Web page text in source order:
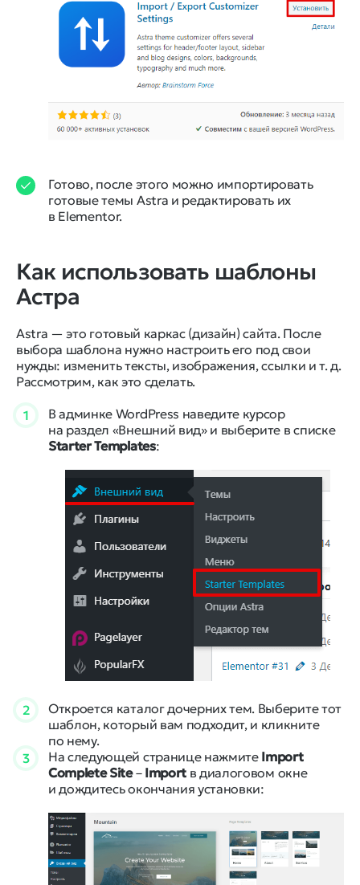
Готово, после этого можно импортировать
готовые темы Astra и редактировать их
в Elementor.
Как использовать шаблоны
Астра
Astra — это готовый каркас (дизайн) сайта. После
выбора шаблона нужно настроить его под свои
нужды: изменить тексты, изображения, ссылки и т. д.
Рассмотрим, как это сделать.
1
В админке WordPress наведите курсор
на раздел «Внешний вид» и выберите в списке
Starter Templates:
2
Откроется каталог дочерних тем. Выберите тот
шаблон, который вам подходит, и кликните
по нему.
3
На следующей странице нажмите Import
Complete Site– Importв диалоговом окне
и дождитесь окончания установки: